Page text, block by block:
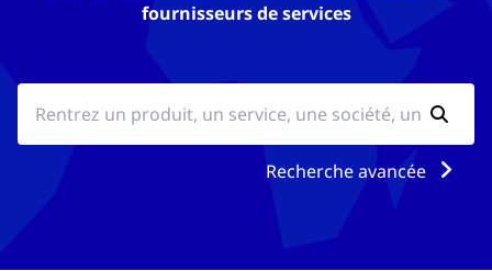
fournisseurs de services
Recherche avancée